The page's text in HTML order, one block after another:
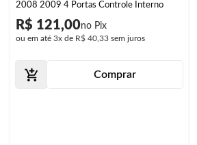
2008 2009 4 Portas Controle Interno
R$ 121,00
ou em até 3x de R$ 40,33 sem juros
Comprar